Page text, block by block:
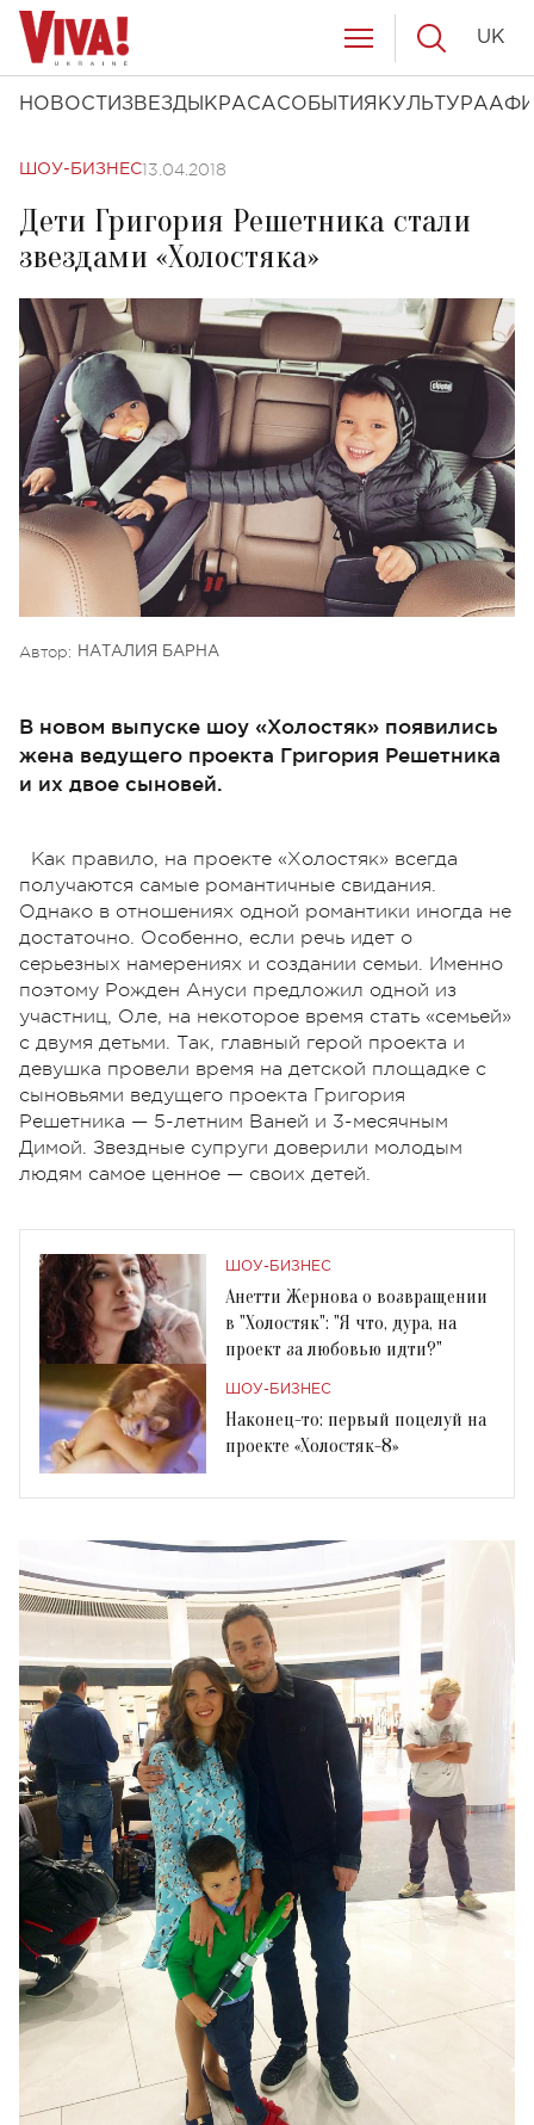
НОВОСТИ ЗВЕЗДЫ КРАСАСОБЫТИЯ КУЛЬТУРА
UK
ШОУ-БИЗНЕС13.04.2018
Дети Григория Решетника стали
звездами «Холостяка»
Автор: НАТАЛИЯ БАРНА
В новом выпуске шоу «Холостяк» появились
жена ведущего проекта Григория Решетника
и их двое сыновей.
Как правило, на проекте «Холостяк» всегда
получаются самые романтичные свидания.
Однако в отношениях одной романтики иногда не
достаточно. Особенно, если речь идет о
серьезных намерениях и создании семьи. Именно
поэтому Рожден Ануси предложил одной из
участниц, Оле, на некоторое время стать «семьей»
с двумя детьми. Так, главный герой проекта и
девушка провели время на детской площадке с
сыновьями ведущего проекта Григория
Решетника — 5-летним Ваней и 3-месячным
Димой. Звездные супруги доверили молодым
людям самое ценное — своих детей.
ШОУ-БИЗНЕС
Анетти Жернова о возвращении
в "Холостяк": "Я что, дура, на
проект за любовью идти?"
ШОУ-БИЗНЕС
Наконец-то: первый поцелуй на
проекте «Холостяк-8»